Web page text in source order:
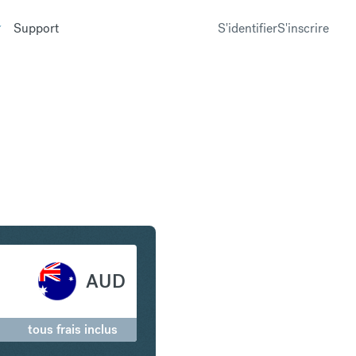
Support S'identifierS'inscrire
AUD
tous frais inclus